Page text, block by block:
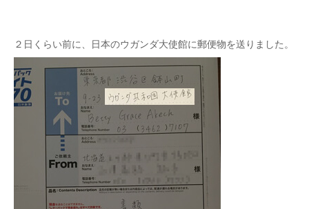
２日くらい前に、日本のウガンダ大使館に郵便物を送りました。